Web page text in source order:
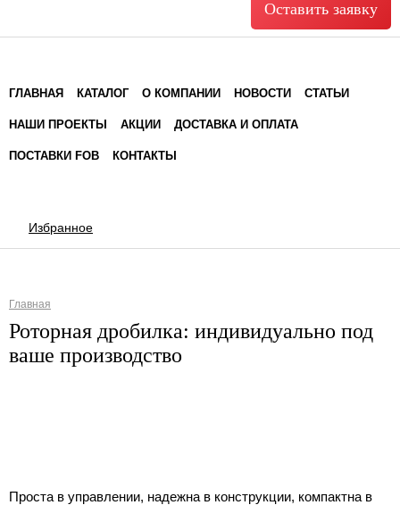
Оставить заявку
ГЛАВНАЯ КАТАЛОГ О КОМПАНИИ НОВОСТИ СТАТЬИ
НАШИ ПРОЕКТЫ АКЦИИ ДОСТАВКА И ОПЛАТА
ПОСТАВКИ FOB КОНТАКТЫ
Избранное
Вы здесь
Главная
Роторная дробилка: индивидуально под
ваше производство
Проста в управлении, надежна в конструкции, компактна в